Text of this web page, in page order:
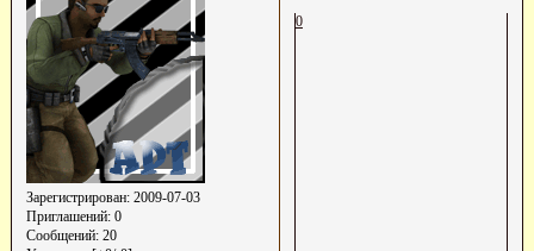
Зарегистрирован: 2009-07-03
Приглашений:0
Сообщений:20
0